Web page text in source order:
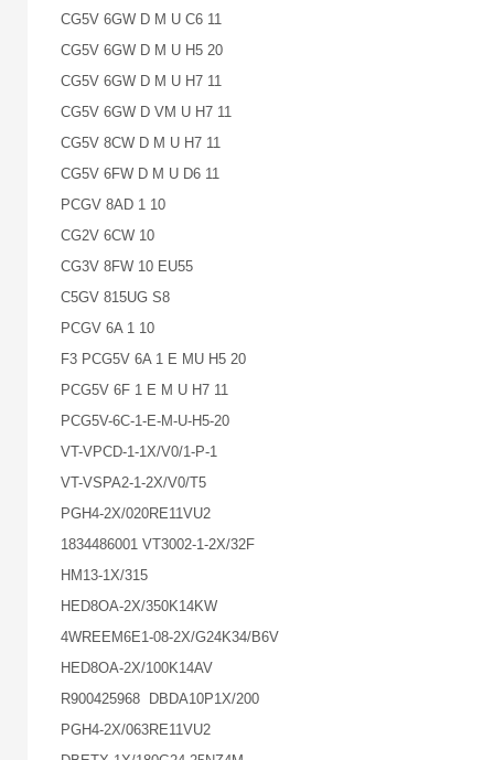
CG5V 6GW D M U C6 11
CG5V 6GW D M U H5 20
CG5V 6GW D M U H7 11
CG5V 6GW D VM U H7 11
CG5V 8CW D M U H7 11
CG5V 6FW D M U D6 11
PCGV 8AD 1 10
CG2V 6CW 10
CG3V 8FW 10 EU55
C5GV 815UG S8
PCGV 6A 1 10
F3 PCG5V 6A 1 E MU H5 20
PCG5V 6F 1 E M U H7 11
PCG5V-6C-1-E-M-U-H5-20
VT-VPCD-1-1X/V0/1-P-1
VT-VSPA2-1-2X/V0/T5
PGH4-2X/020RE11VU2
1834486001 VT3002-1-2X/32F
HM13-1X/315
HED8OA-2X/350K14KW
4WREEM6E1-08-2X/G24K34/B6V
HED8OA-2X/100K14AV
R900425968 DBDA10P1X/200
PGH4-2X/063RE11VU2